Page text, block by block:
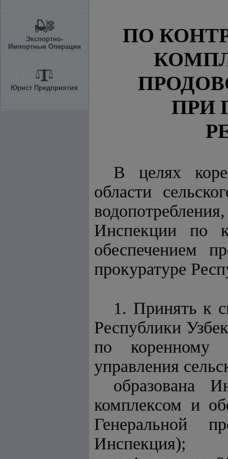
Экспортно-
Импортные Операции
Юрист Предприятия
ПО
ПРИ
В целях
области
Инспекции по
обеспечением
прокуратуре
1. Принять к
Республики
по коренному
управления
образована
комплексом и
Генеральной
Инспекция);